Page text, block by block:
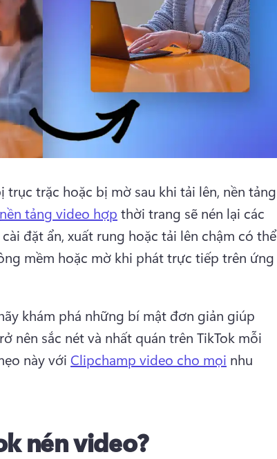
trục trặc hoặc bị mờ sau khi tải lên, nền tảng
nền tảng video hợp thời trang sẽ nén lại các
đặt ẩn, xuất rung hoặc tải lên chậm có thể
mềm hoặc mờ khi phát trực tiếp trên ứng
khám phá những bí mật đơn giản giúp
nên sắc nét và nhất quán trên TikTok mỗi
này với Clipchamp video cho mọi nhu
nén video?